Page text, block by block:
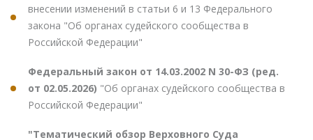
внесении изменений в статьи 6 и 13 Федерального
закона "Об органах судейского сообщества в
Российской Федерации"
Федеральный закон от 14.03.2002 N 30-ФЗ (ред.
от 02.05.2026) "Об органах судейского сообщества в
Российской Федерации"
"Тематический обзор Верховного Суда